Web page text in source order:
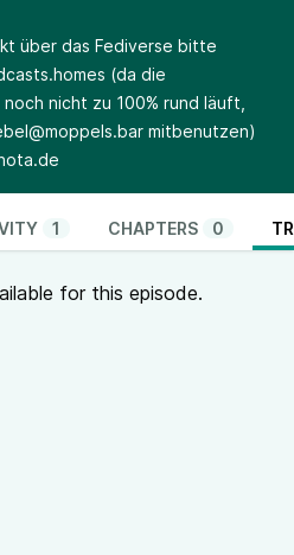
über das Fediverse bitte
(da die
nicht zu 100% rund läuft,
mitbenutzen)
1 CHAPTERS 0
for this episode.